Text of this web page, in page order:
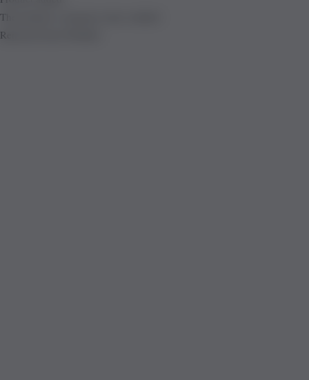
The product is already in the wishlist!
Removed from Wishlist